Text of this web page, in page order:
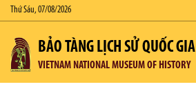
Thứ Sáu, 07/08/2026
BẢO TÀNG LỊCH SỬ QUỐC GIA
VIETNAM NATIONAL MUSEUM OF HISTORY